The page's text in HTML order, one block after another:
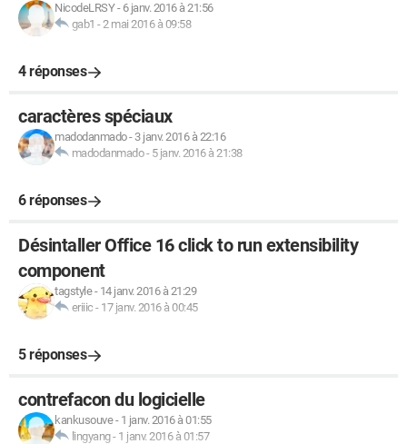
NicodeLRSY- 6 janv. 2016 à 21:56
gab1 -2 mai 2016 à 09:58
4 réponses
caractères spéciaux
madodanmado- 3 janv. 2016 à 22:16
madodanmado- 5 janv. 2016 à 21:38
6 réponses
Désintaller Office 16 click to run extensibility
component
tagstyle- 14 janv. 2016 à 21:29
eriiic - 17 janv. 2016 à 00:45
5 réponses
contrefacon du logicielle
kankusouve- 1 janv. 2016 à 01:55
lingyang- 1 janv. 2016 à 01:57